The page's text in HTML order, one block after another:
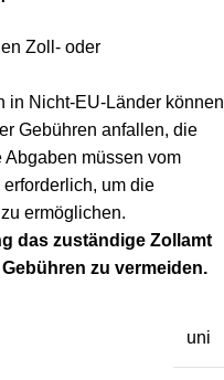
Zoll- oder
in Nicht-EU-Länder können
Gebühren anfallen, die
müssen vom
um die
ermöglichen.
das zuständige Zollamt
zu vermeiden.
uni